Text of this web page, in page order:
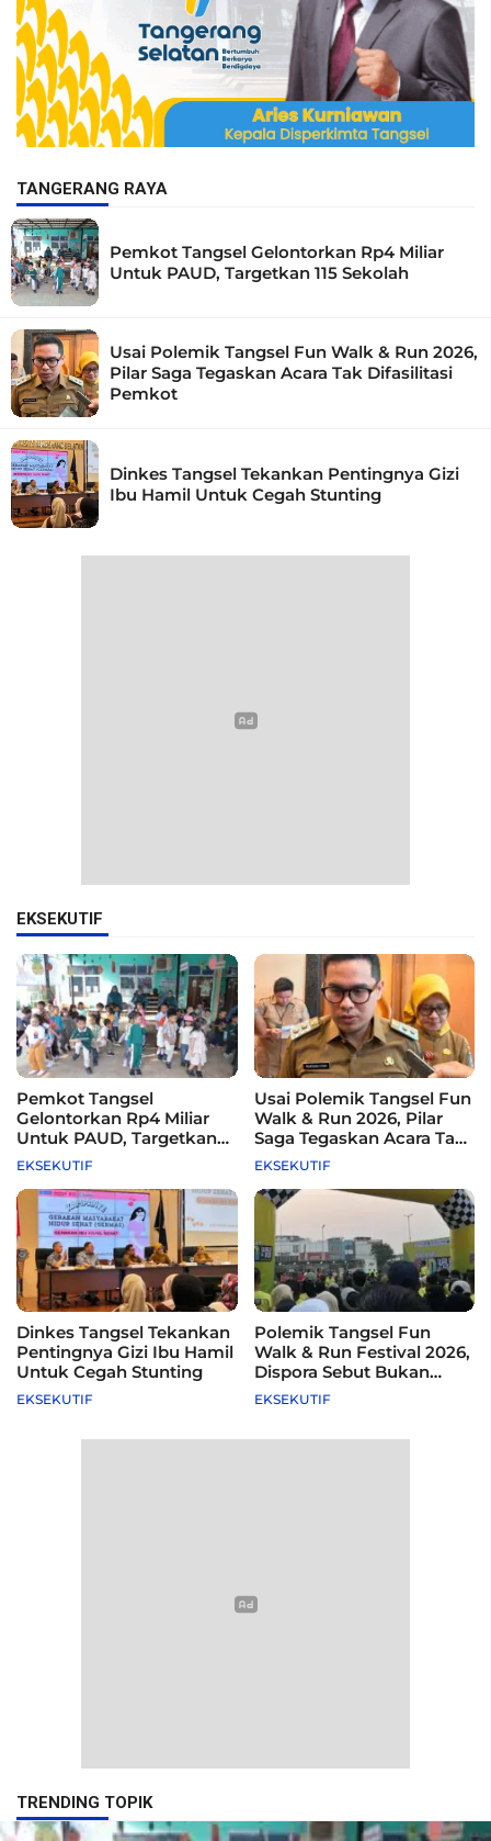
TANGERANG RAYA
Pemkot Tangsel Gelontorkan Rp4 Miliar
Untuk PAUD, Targetkan 115 Sekolah
Usai Polemik Tangsel Fun Walk & Run 2026,
Pilar Saga Tegaskan Acara Tak Difasilitasi
Pemkot
Dinkes Tangsel Tekankan Pentingnya Gizi
Ibu Hamil Untuk Cegah Stunting
EKSEKUTIF
Pemkot Tangsel
Gelontorkan Rp4 Miliar
Untuk PAUD, Targetkan
115 Sekolah
EKSEKUTIF
Usai Polemik Tangsel Fun
Walk & Run 2026, Pilar
Saga Tegaskan Acara Tak
Difasilitasi Pemkot
EKSEKUTIF
Dinkes Tangsel Tekankan
Pentingnya Gizi Ibu Hamil
Untuk Cegah Stunting
EKSEKUTIF
Polemik Tangsel Fun
Walk & Run Festival 2026,
Dispora Sebut Bukan
Agenda Pemkot
EKSEKUTIF
TRENDING TOPIK